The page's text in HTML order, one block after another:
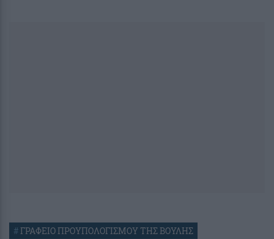
#ΓΡΑΦΕΙΟ ΠΡΟΥΠΟΛΟΓΙΣΜΟΥ ΤΗΣ ΒΟΥΛΗΣ